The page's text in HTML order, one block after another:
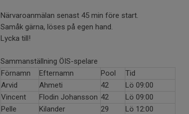
Närvaroanmälan senast 45 min före start.
Samåk gärna, löses på egen hand.
Lycka till!
Sammanställning ÖIS-spelare
Förnamn
Efternamn Pool
Tid
Arvid
Ahmeti 42
Lö 09:00
Vincent
Flodin Johansson 42
Lö 09:00
Pelle
Kilander 29
Lö 12:00